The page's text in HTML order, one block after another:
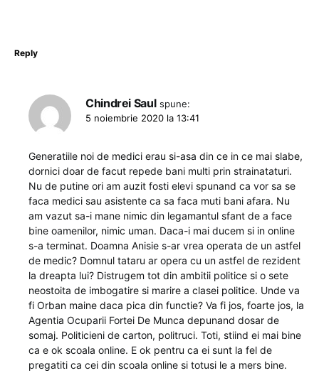
Reply
Chindrei Saul spune:
5 noiembrie 2020 la 13:41
Generatiile noi de medici erau si-asa din ce in ce mai slabe,
dornici doar de facut repede bani multi prin strainataturi.
Nu de putine ori am auzit fosti elevi spunand ca vor sa se
faca medici sau asistente ca sa faca muti bani afara. Nu
am vazut sa-i mane nimic din legamantul sfant de a face
bine oamenilor, nimic uman. Daca-i mai ducem si in online
s-a terminat. Doamna Anisie s-ar vrea operata de un astfel
de medic? Domnul tataru ar opera cu un astfel de rezident
la dreapta lui? Distrugem tot din ambitii politice si o sete
neostoita de imbogatire si marire a clasei politice. Unde va
fi Orban maine daca pica din functie? Va fi jos, foarte jos, la
Agentia Ocuparii Fortei De Munca depunand dosar de
somaj. Politicieni de carton, politruci. Toti, stiind ei mai bine
ca e ok scoala online. E ok pentru ca ei sunt la fel de
pregatiti ca cei din scoala online si totusi le a mers bine.